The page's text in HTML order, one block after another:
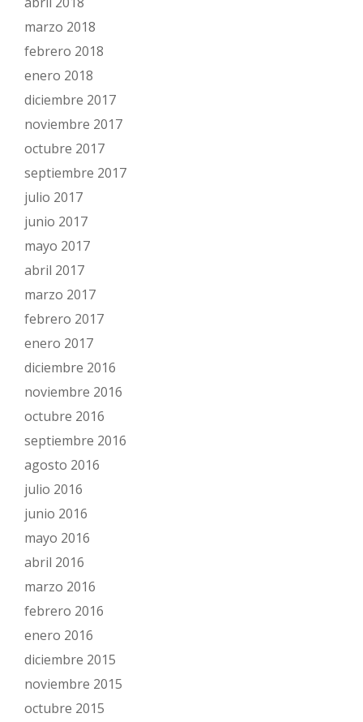
marzo 2018
febrero 2018
enero 2018
diciembre 2017
noviembre 2017
octubre 2017
septiembre 2017
julio 2017
junio 2017
mayo 2017
abril 2017
marzo 2017
febrero 2017
enero 2017
diciembre 2016
noviembre 2016
octubre 2016
septiembre 2016
agosto 2016
julio 2016
junio 2016
mayo 2016
abril 2016
marzo 2016
febrero 2016
enero 2016
diciembre 2015
noviembre 2015
octubre 2015